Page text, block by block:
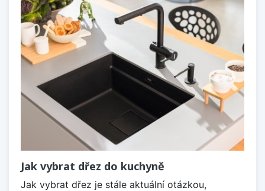
Jak vybrat dřez do kuchyně
Jak vybrat dřez je stále aktuální otázkou,